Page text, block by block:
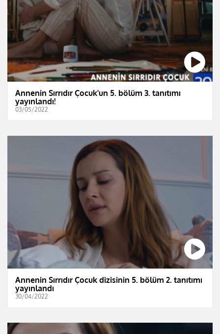
Annenin Sırrıdır Çocuk'un 5. bölüm 3. tanıtımı
yayınlandı!
03/05/2022
Annenin Sırrıdır Çocuk dizisinin 5. bölüm 2. tanıtımı
yayınlandı
30/04/2022